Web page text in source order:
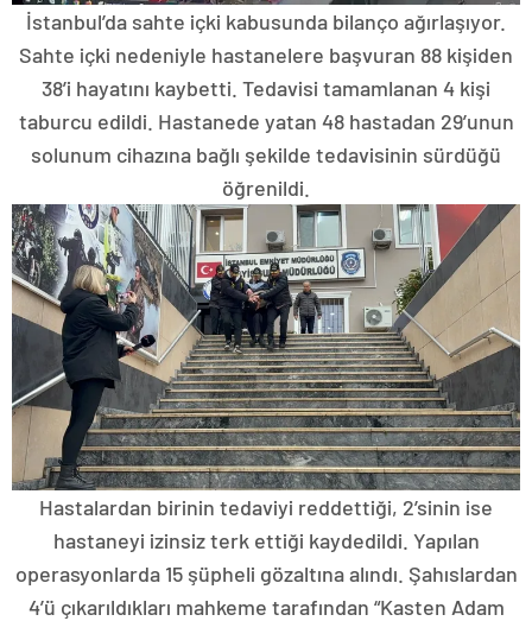
İstanbul’da sahte içki kabusunda bilanço ağırlaşıyor.
Sahte içki nedeniyle hastanelere başvuran 88 kişiden
38’i hayatını kaybetti. Tedavisi tamamlanan 4 kişi
taburcu edildi. Hastanede yatan 48 hastadan 29’unun
solunum cihazına bağlı şekilde tedavisinin sürdüğü
öğrenildi.
Hastalardan birinin tedaviyi reddettiği, 2’sinin ise
hastaneyi izinsiz terk ettiği kaydedildi. Yapılan
operasyonlarda 15 şüpheli gözaltına alındı. Şahıslardan
4’ü çıkarıldıkları mahkeme tarafından “Kasten Adam